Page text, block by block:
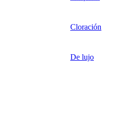
Cloración
De lujo